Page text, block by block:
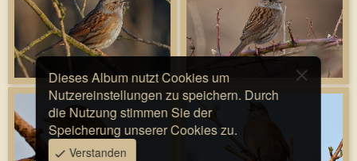
Dieses Album nutzt Cookies um
Nutzereinstellungen zu speichern. Durch
die Nutzung stimmen Sie der
Speicherung unserer Cookies zu.
Verstanden